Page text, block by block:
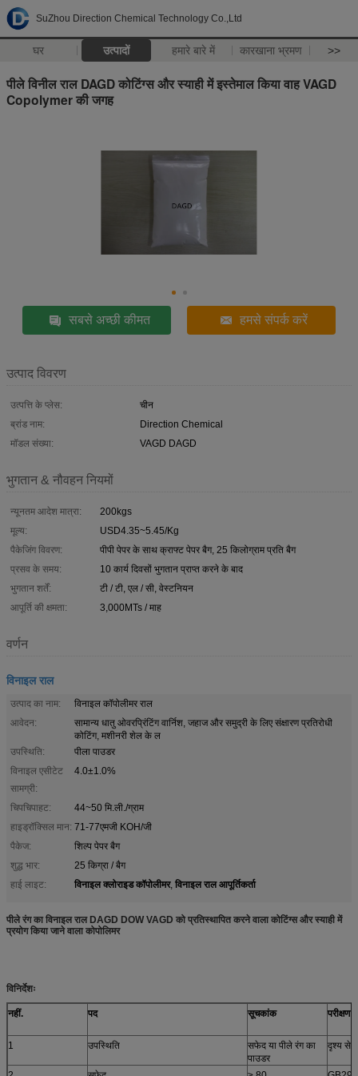
SuZhou Direction Chemical Technology Co.,Ltd
घर उत्पादों हमारे बारे में कारखाना भ्रमण >>
पीले विनील राल DAGD कोटिंग्स और स्याही में इस्तेमाल किया वाह VAGD
Copolymer की जगह
सबसे अच्छी कीमत हमसे संपर्क करें
उत्पाद विवरण
उत्पत्ति के प्लेस:
चीन
ब्रांड नाम:
Direction Chemical
मॉडल संख्या:
VAGD DAGD
भुगतान & नौवहन नियमों
न्यूनतम आदेश मात्रा:
200kgs
मूल्य:
USD4.35~5.45/Kg
पैकेजिंग विवरण:
पीपी पेपर के साथ क्राफ्ट पेपर बैग, 25 किलोग्राम प्रति बैग
प्रसव के समय:
10 कार्य दिवसों भुगतान प्राप्त करने के बाद
भुगतान शर्तें:
टी / टी, एल / सी, वेस्टनियन
आपूर्ति की क्षमता:
3,000MTs / माह
वर्णन
विनाइल राल
उत्पाद का नाम:
विनाइल कॉपोलीमर राल
आवेदन:
सामान्य धातु ओवरप्रिंटिंग वार्निश, जहाज और समुद्री के लिए संक्षारण प्रतिरोधी
कोटिंग, मशीनरी शेल के ल
उपस्थिति:
पीला पाउडर
विनाइल एसीटेट
सामग्री:
4.0±1.0%
चिपचिपाहट:
44~50 मि.ली./ग्राम
हाइड्रॉक्सिल मान: 71-77एमजी KOH/जी
पैकेज:
शिल्प पेपर बैग
शुद्ध भार:
25 किग्रा / बैग
हाई लाइट:
विनाइल क्लोराइड कॉपोलीमर, विनाइल राल आपूर्तिकर्ता
पीले रंग का विनाइल राल DAGD DOW VAGD को प्रतिस्थापित करने वाला कोटिंग्स और स्याही में
प्रयोग किया जाने वाला कोपोलिमर
विनिर्देशः
नहीं. पद सूचकांक परीक्षण
1 उपस्थिति
सफेद या पीले रंग का
पाउडर
दृश्य से